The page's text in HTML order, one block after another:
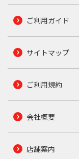
ご利用ガイド
サイトマップ
ご利用規約
会社概要
店舗案内